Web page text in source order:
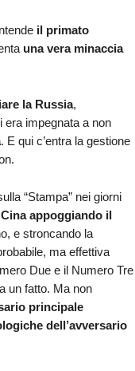
il primato
una vera minaccia
la Russia,
era impegnata a non
. E qui c’entra la gestione
“Stampa” nei giorni
appoggiando il
e stroncando la
ma effettiva
Due e il Numero Tre
un fatto. Ma non
principale
dell’avversario